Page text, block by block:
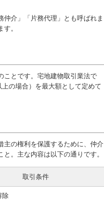
介」「片務代理」とも呼ばれま
。
ことです。宅地建物取引業法で
の場合）を最大額として定めて
主の権利を保護するために、仲介
。主な内容は以下の通りです。
取引条件
除